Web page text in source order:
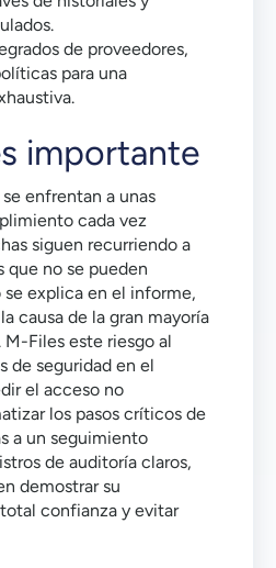
de proveedores,
para una
importante
enfrentan a unas
cada vez
siguen recurriendo a
que no se pueden
se explica en el informe,
causa de la gran mayoría
Files este riesgo al
de seguridad en el
el acceso no
los pasos críticos de
a un seguimiento
de auditoría claros,
demostrar su
confianza y evitar